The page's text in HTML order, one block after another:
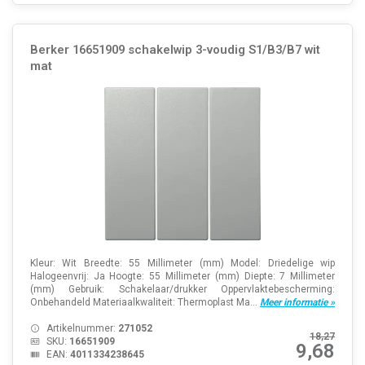
Berker 16651909 schakelwip 3-voudig S1/B3/B7 wit
mat
Kleur: Wit Breedte: 55 Millimeter (mm) Model: Driedelige wip
Halogeenvrij: Ja Hoogte: 55 Millimeter (mm) Diepte: 7 Millimeter
(mm) Gebruik: Schakelaar/drukker Oppervlaktebescherming:
Onbehandeld Materiaalkwaliteit: Thermoplast Ma... Meer informatie »
18,27
9,68
Artikelnummer: 271052
SKU: 16651909
EAN: 4011334238645